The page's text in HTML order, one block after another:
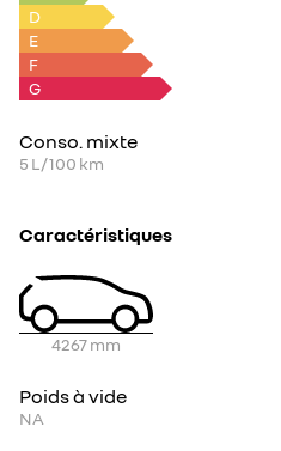
D
E
F
G
Conso. mixte
5 L / 100 km
Caractéristiques
4267mm
Poids à vide
NA